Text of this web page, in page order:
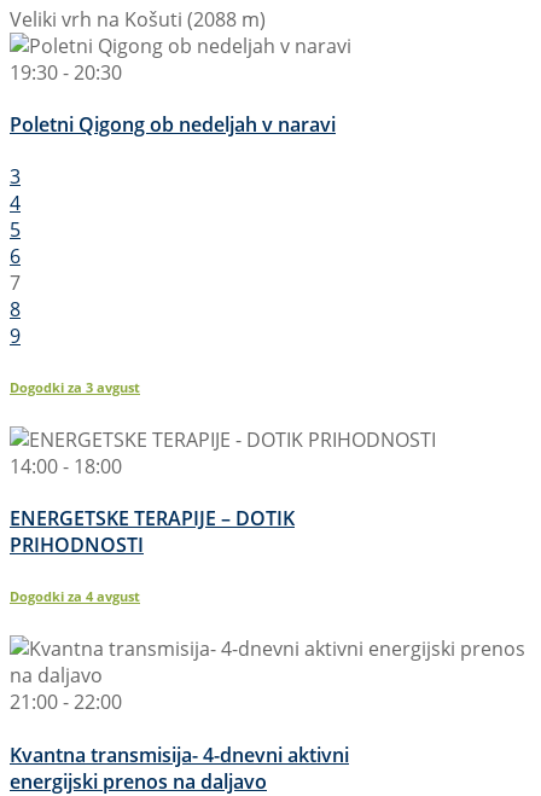
Veliki vrh na Košuti (2088 m)
19:30 - 20:30
Poletni Qigong ob nedeljah v naravi
3
4
5
6
7
8
9
Dogodki za 3 avgust
14:00 - 18:00
ENERGETSKE TERAPIJE – DOTIK
PRIHODNOSTI
Dogodki za 4 avgust
21:00 - 22:00
Kvantna transmisija- 4-dnevni aktivni
energijski prenos na daljavo